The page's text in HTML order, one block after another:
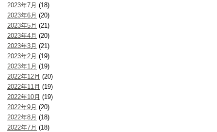
2023年7月 (18)
2023年6月 (20)
2023年5月 (21)
2023年4月 (20)
2023年3月 (21)
2023年2月 (19)
2023年1月 (19)
2022年12月 (20)
2022年11月 (19)
2022年10月 (19)
2022年9月 (20)
2022年8月 (18)
2022年7月 (18)